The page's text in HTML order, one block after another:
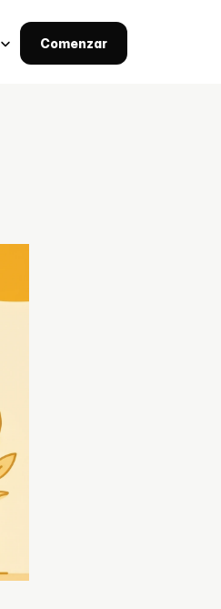
Comenzar